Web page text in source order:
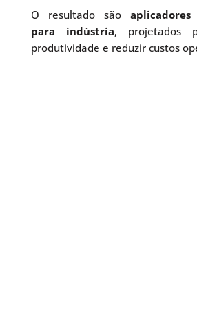
O resultado sãoaplicadores
para indústria, projetados
produtividade e reduzir custos